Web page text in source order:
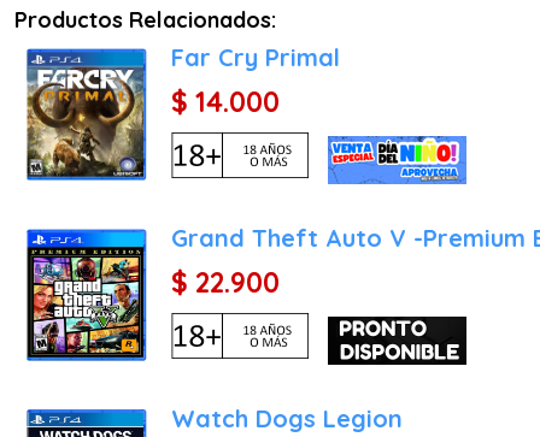
Productos Relacionados:
Far Cry Primal
$ 14.000
Grand Theft Auto V -Premium
$ 22.900
Watch Dogs Legion